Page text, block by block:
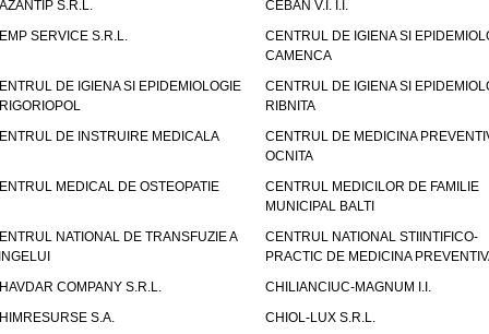
S.R.L.
CEBAN V.I. I.I.
SERVICE S.R.L.
CENTRUL DE IGIENA SI
CAMENCA
DE IGIENA SI EPIDEMIOLOGIE
CENTRUL DE IGIENA SI
RIBNITA
DE INSTRUIRE MEDICALA
CENTRUL DE MEDICINA
OCNITA
MEDICAL DE OSTEOPATIE
CENTRUL MEDICILOR DE FAMILIE
MUNICIPAL BALTI
NATIONAL DE TRANSFUZIE A
CENTRUL NATIONAL STIINTIFICO-
PRACTIC DE MEDICINA
COMPANY S.R.L.
CHILIANCIUC-MAGNUM I.I.
S.A.
CHIOL-LUX S.R.L.